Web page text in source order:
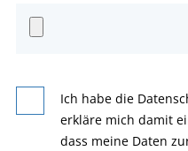
Ich habe die
erkläre mich damit
dass meine Daten